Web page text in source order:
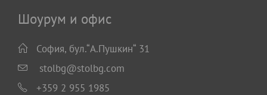
Шоурум и офис
София, бул.“А.Пушкин“ 31
stolbg@stolbg.com
+359 2 955 1985